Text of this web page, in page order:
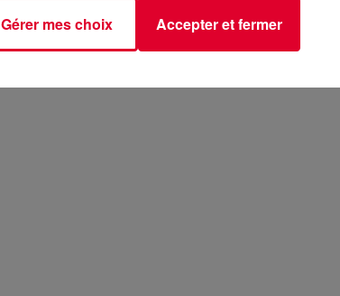
Gérer mes choix Accepter et fermer